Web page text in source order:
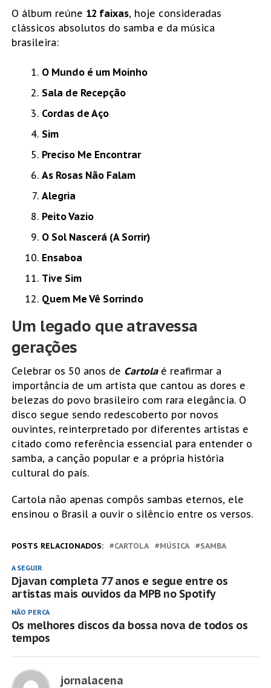
O álbum reúne 12 faixas, hoje consideradas
clássicos absolutos do samba e da música
brasileira:
O Mundo é um Moinho
Sala de Recepção
Cordas de Aço
Sim
Preciso Me Encontrar
As Rosas Não Falam
Alegria
Peito Vazio
O Sol Nascerá (A Sorrir)
Ensaboa
Tive Sim
Quem Me Vê Sorrindo
Um legado que atravessa
gerações
Celebrar os 50 anos de Cartolaé reafirmar a
importância de um artista que cantou as dores e
belezas do povo brasileiro com rara elegância. O
disco segue sendo redescoberto por novos
ouvintes, reinterpretado por diferentes artistas e
citado como referência essencial para entender o
samba, a canção popular e a própria história
cultural do país.
Cartola não apenas compôs sambas eternos, ele
ensinou o Brasil a ouvir o silêncio entre os versos.
POSTS RELACIONADOS: CARTOLA MÚSICA SAMBA
A SEGUIR
Djavan completa 77 anos e segue entre os
artistas mais ouvidos da MPB no Spotify
NÃO PERCA
Os melhores discos da bossa nova de todos os
tempos
jornalacena